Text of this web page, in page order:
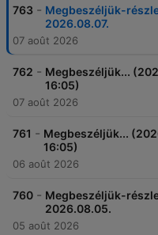
763 - Megbeszéljük-
2026.08.07.
07 août 2026
762 - Megbeszéljük...
16:05)
07 août 2026
761 - Megbeszéljük...
16:05)
06 août 2026
760 - Megbeszéljük-
2026.08.05.
05 août 2026